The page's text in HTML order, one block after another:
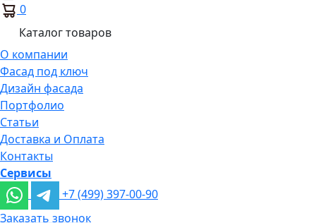
0
Каталог товаров
О компании
Фасад под ключ
Дизайн фасада
Портфолио
Статьи
Доставка и Оплата
Контакты
Сервисы
+7 (499) 397-00-90
Заказать звонок